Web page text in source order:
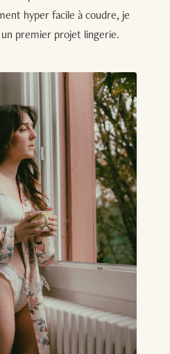
hyper facile à coudre, je
premier projet lingerie.